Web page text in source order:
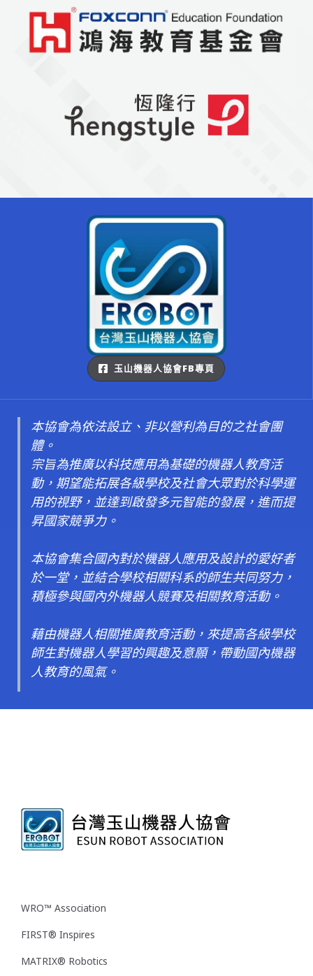
玉山機器人協會FB專頁
本協會為依法設立、非以營利為目的之社會團
體。
宗旨為推廣以科技應用為基礎的機器人教育活
動，期望能拓展各級學校及社會大眾對於科學運
用的視野，並達到啟發多元智能的發展，進而提
昇國家競爭力。
本協會集合國內對於機器人應用及設計的愛好者
於一堂，並結合學校相關科系的師生共同努力，
積極參與國內外機器人競賽及相關教育活動。
藉由機器人相關推廣教育活動，來提高各級學校
師生對機器人學習的興趣及意願，帶動國內機器
人教育的風氣。
WRO™ Association
FIRST® Inspires
MATRIX® Robotics